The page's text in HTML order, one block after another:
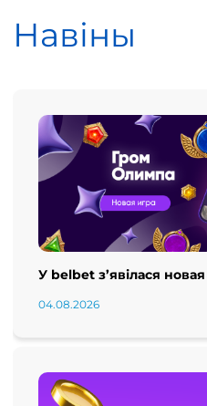
Навіны
У belbet з’явілася
04.08.2026